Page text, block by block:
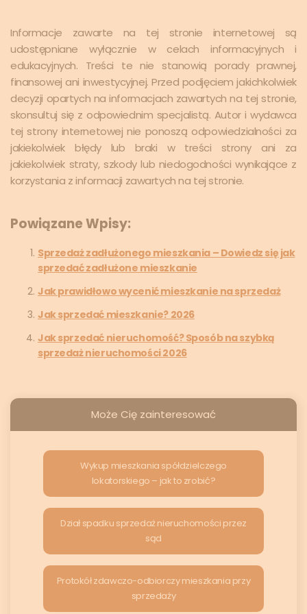
Informacje zawarte na tej stronie internetowej są
udostępniane wyłącznie w celach informacyjnych i
edukacyjnych. Treści te nie stanowią porady prawnej,
finansowej ani inwestycyjnej. Przed podjęciem jakichkolwiek
decyzji opartych na informacjach zawartych na tej stronie,
skonsultuj się z odpowiednim specjalistą. Autor i wydawca
tej strony internetowej nie ponoszą odpowiedzialności za
jakiekolwiek błędy lub braki w treści strony ani za
jakiekolwiek straty, szkody lub niedogodności wynikające z
korzystania z informacji zawartych na tej stronie.
Powiązane Wpisy:
Sprzedaż zadłużonego mieszkania – Dowiedz się jak
sprzedać zadłużone mieszkanie
Jak prawidłowo wycenić mieszkanie na sprzedaż
Jak sprzedać mieszkanie? 2026
Jak sprzedać nieruchomość? Sposób na szybką
sprzedaż nieruchomości 2026
Może Cię zainteresować
Wykup mieszkania spółdzielczego
lokatorskiego – jak to zrobić?
Dział spadku sprzedaż nieruchomości przez
sąd
Protokół zdawczo-odbiorczy mieszkania przy
sprzedaży